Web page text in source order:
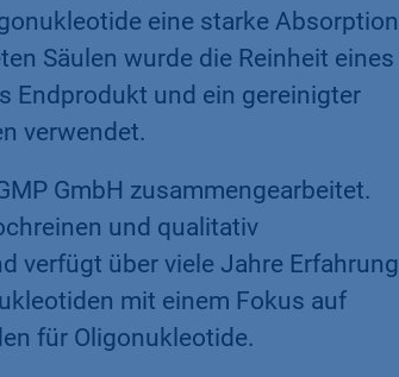
eine starke Absorption
Säulen wurde die Reinheit eines
Endprodukt und ein gereinigter
verwendet.
GmbH zusammengearbeitet.
und qualitativ
verfügt über viele Jahre Erfahrung
mit einem Fokus auf
für Oligonukleotide.